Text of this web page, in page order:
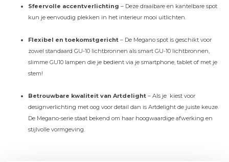
Sfeervolle accentverlichting – Deze draaibare en kantelbare spot
kun je eenvoudig plekken in het interieur mooi uitlichten.
Flexibel en toekomstgericht – De Megano spot is geschikt voor
zowel standaard GU-10 lichtbronnen als smart GU-10 lichtbronnen,
slimme GU10 lampen die je bedient via je smartphone, tablet of met je
stem!
Betrouwbare kwaliteit van Artdelight – Als je kiest voor
designverlichting met oog voor detail dan is Artdelight de juiste keuze.
De Megano-serie staat bekend om haar hoogwaardige afwerking en
stijlvolle vormgeving.